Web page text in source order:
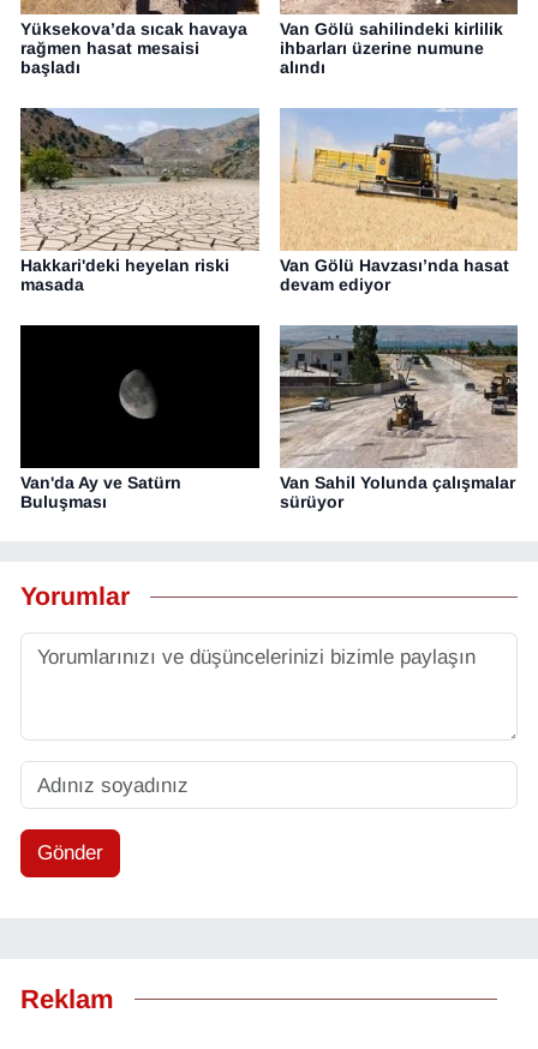
Yüksekova’da sıcak havaya
rağmen hasat mesaisi
başladı
Van Gölü sahilindeki kirlilik
ihbarları üzerine numune
alındı
Hakkari'deki heyelan riski
masada
Van Gölü Havzası’nda hasat
devam ediyor
Van'da Ay ve Satürn
Buluşması
Van Sahil Yolunda çalışmalar
sürüyor
Yorumlar
Gönder
Reklam